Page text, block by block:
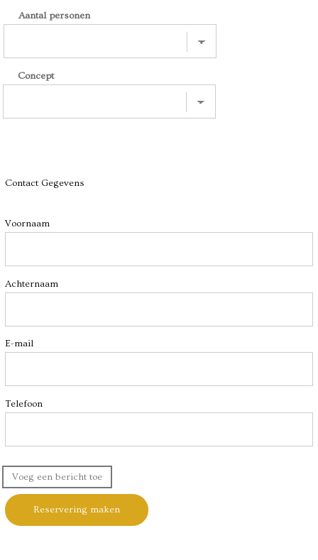
Aantal personen
Concept
Contact Gegevens
Voornaam
Achternaam
E-mail
Telefoon
Voeg een bericht toe
Reservering maken